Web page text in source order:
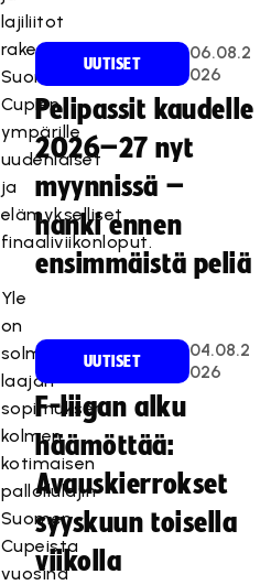
lajiliitot
rakentavat
Suomen
Cupien
ympärille
uudenlaiset
ja
elämykselliset
finaaliviikonloput.
Yle
on
solminut
laajan
sopimuksen
kolmen
kotimaisen
palloilulajin
Suomen
Cupeista
vuosina
UUTISET
06.08.2
026
Pelipassit kaudelle
2026–27 nyt
myynnissä –
hanki ennen
ensimmäistä peliä
UUTISET
04.08.2
026
F-liigan alku
häämöttää:
Avauskierrokset
syyskuun toisella
viikolla